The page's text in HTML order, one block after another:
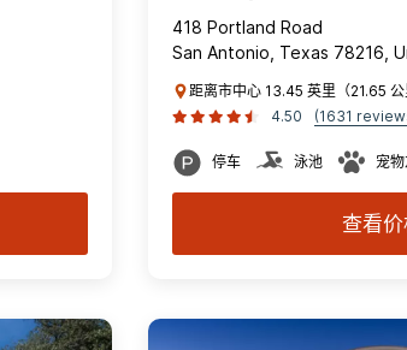
418 Portland Road
San Antonio, Texas 78216,
距离市中心 13.45 英里（21.65
4.50
(1631
停车 泳池 宠
查看